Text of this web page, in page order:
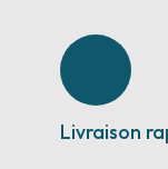
Livraison